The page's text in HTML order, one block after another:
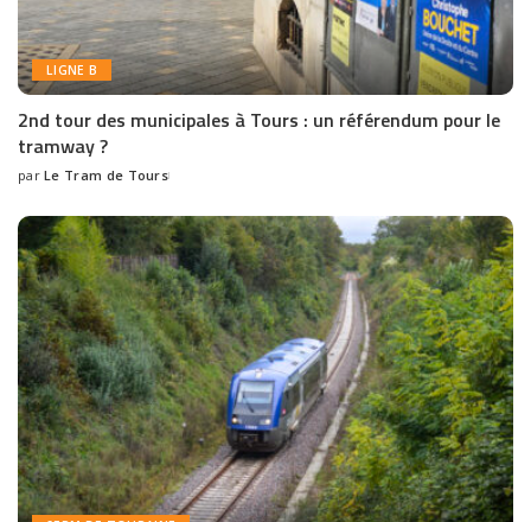
LIGNE B
2nd tour des municipales à Tours : un référendum pour le
tramway ?
par Le Tram de Tours